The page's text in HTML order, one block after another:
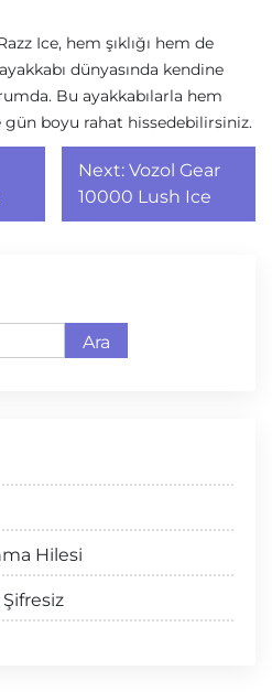
Ice, hem şıklığı hem de
dünyasında kendine
Bu ayakkabılarla hem
boyu rahat hissedebilirsiniz.
Next: Vozol Gear
10000 Lush Ice
Ara
Hilesi